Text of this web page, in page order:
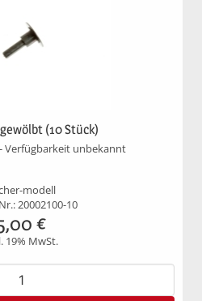
(10 Stück)
Verfügbarkeit unbekannt
modell
20002100-10
€
19% MwSt.